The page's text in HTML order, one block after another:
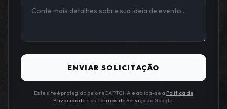
ENVIAR SOLICITAÇÃO
Este site é protegido pelo reCAPTCHA e aplica-se a Política de
Privacidade e os Termos de Serviço do Google.